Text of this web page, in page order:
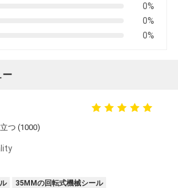
0%
0%
0%
ー
つ (1000)
35MMの回転式機械シール